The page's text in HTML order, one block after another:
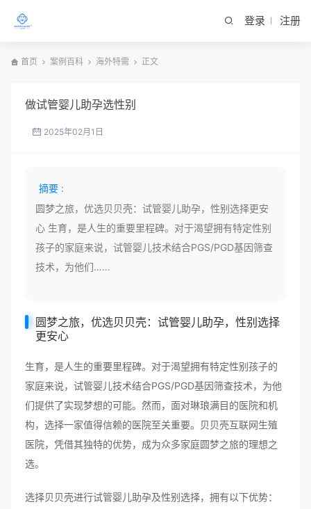
登录 注册
首页 案例百科 海外特需 正文
做试管婴儿助孕选性别
2025年02月1日
摘要 :
圆梦之旅，优选贝贝壳：试管婴儿助孕，性别选择更安
心 生育，是人生的重要里程碑。对于渴望拥有特定性别
孩子的家庭来说，试管婴儿技术结合PGS/PGD基因筛查
技术，为他们……
圆梦之旅，优选贝贝壳：试管婴儿助孕，性别选择
更安心
生育，是人生的重要里程碑。对于渴望拥有特定性别孩子的
家庭来说，试管婴儿技术结合PGS/PGD基因筛查技术，为他
们提供了实现梦想的可能。然而，面对琳琅满目的医院和机
构，选择一家值得信赖的医院至关重要。贝贝壳互联网生殖
医院，凭借其独特的优势，成为众多家庭圆梦之旅的理想之
选。
选择贝贝壳进行试管婴儿助孕及性别选择，拥有以下优势：